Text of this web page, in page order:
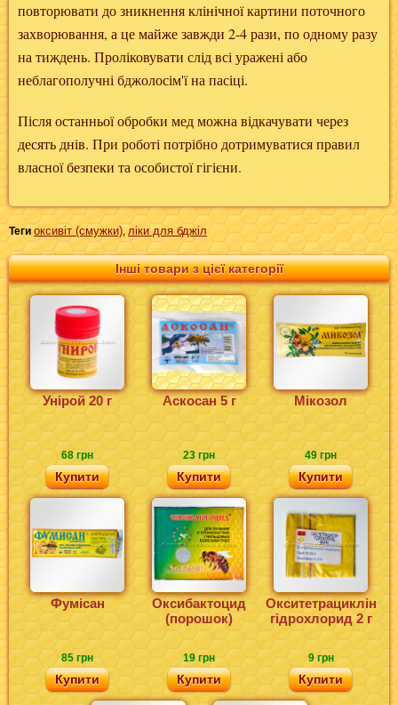
повторювати до зникнення клінічної картини поточного
захворювання, а це майже завжди 2-4 рази, по одному разу
на тиждень. Проліковувати слід всі уражені або
неблагополучні бджолосім'ї на пасіці.
Після останньої обробки мед можна відкачувати через
десять днів. При роботі потрібно дотримуватися правил
власної безпеки та особистої гігієни.
Теги оксивіт (смужки), ліки для бджіл
Інші товари з цієї категорії
Унірой 20 г
68 грн
Купити
Аскосан 5 г
23 грн
Купити
Мікозол
49 грн
Купити
Фумісан
85 грн
Купити
Оксибактоцид
(порошок)
19 грн
Купити
Окситетрациклін
гідрохлорид 2 г
9 грн
Купити